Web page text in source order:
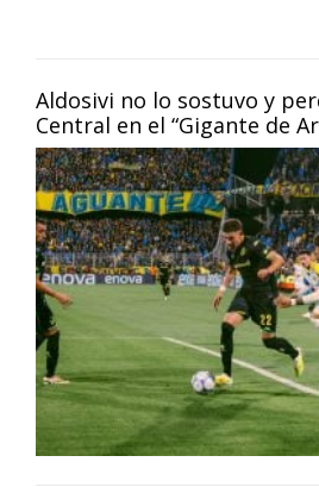
Aldosivi no lo sostuvo y
Central en el “Gigante de